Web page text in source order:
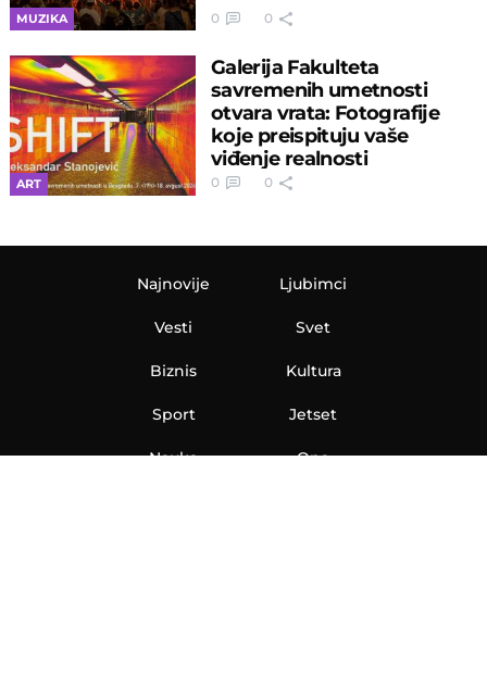
MUZIKA 0 0
ART
Galerija Fakulteta
savremenih umetnosti
otvara vrata: Fotografije
koje preispituju vaše
viđenje realnosti
0 0
Najnovije
Vesti
Biznis
Sport
Nauka
Ljubimci
Svet
Kultura
Jetset
Ona